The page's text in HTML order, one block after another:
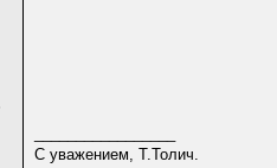
С уважением, Т.Толич.